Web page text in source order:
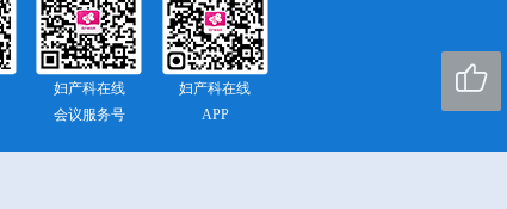
妇产科在线
会议服务号
妇产科在线
APP
